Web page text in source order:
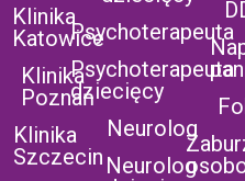
Klinika
Katowice
Klinika
Poznań
Klinika
Szczecin
Psychoterapeuta
Psychoterapeuta
dziecięcy
Neurolog
Neurolog